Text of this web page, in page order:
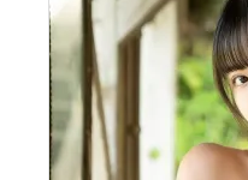
ACCOUNT MENU
ようこそ ゲスト 様
ログイン person
カテゴリーから探す